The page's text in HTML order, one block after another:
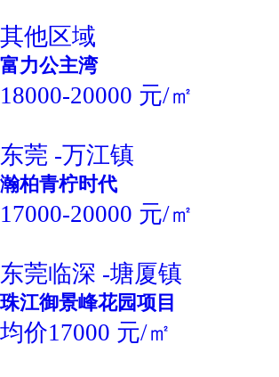
其他区域
富力公主湾
18000-20000 元/㎡
东莞 -万江镇
瀚柏青柠时代
17000-20000 元/㎡
东莞临深 -塘厦镇
珠江御景峰花园项目
均价17000 元/㎡